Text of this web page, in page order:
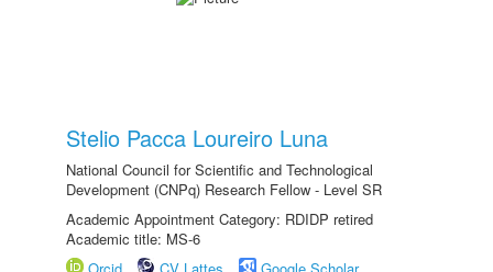
Stelio Pacca Loureiro Luna
National Council for Scientific and Technological
Development (CNPq) Research Fellow - Level SR
Academic Appointment Category: RDIDP retired
Academic title: MS-6